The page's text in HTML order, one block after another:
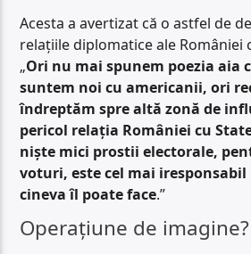
Acesta a avertizat că o astfel de
relațiile diplomatice ale României
„Ori nu mai spunem poezia aia
suntem noi cu americanii, ori
îndreptăm spre altă zonă de
pericol relația României cu
niște mici prostii electorale,
voturi, este cel mai iresponsabil
cineva îl poate face.”
Operațiune de imagine?